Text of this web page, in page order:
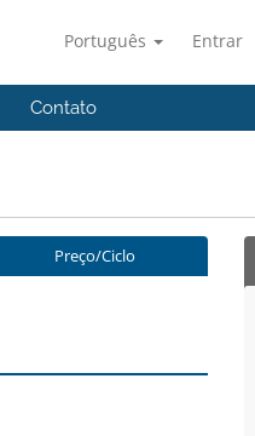
Português Entrar
Contato
Preço/Ciclo